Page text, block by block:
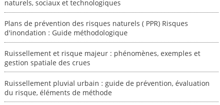
naturels, sociaux et technologiques
Plans de prévention des risques naturels ( PPR) Risques
d'inondation : Guide méthodologique
Ruissellement et risque majeur : phénomènes, exemples et
gestion spatiale des crues
Ruissellement pluvial urbain : guide de prévention, évaluation
du risque, éléments de méthode